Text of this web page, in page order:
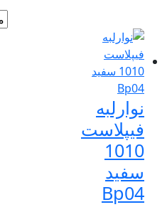
نوارلبه
فیپلاست
1010
سفید
Bp04